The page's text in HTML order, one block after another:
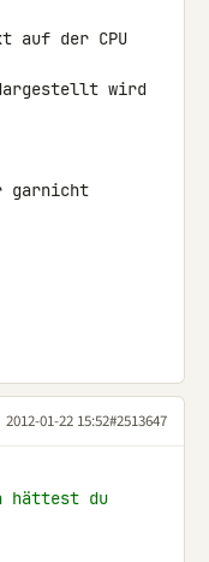
auf der CPU
wird
garnicht
2012-01-22 15:52#2513647
hättest du